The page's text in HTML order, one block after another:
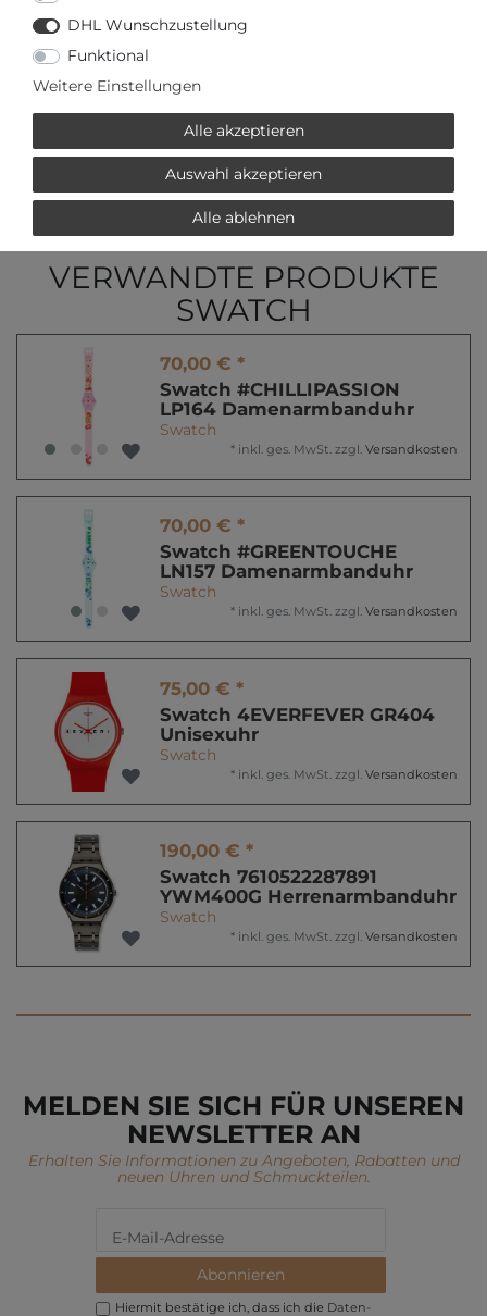
* inkl. ges. MwSt. zzgl.Versandkosten
VERWANDTE PRODUKTE
SWATCH
70,00 € *
Swatch #CHILLIPASSION
LP164 Damenarmbanduhr
Swatch
* inkl. ges. MwSt. zzgl. Versandkosten
70,00 € *
Swatch #GREENTOUCHE
LN157 Damenarmbanduhr
Swatch
* inkl. ges. MwSt. zzgl. Versandkosten
75,00 € *
Swatch 4EVERFEVER GR404
Unisexuhr
Swatch
* inkl. ges. MwSt. zzgl. Versandkosten
190,00 € *
Swatch 7610522287891
YWM400G Herrenarmbanduhr
Swatch
* inkl. ges. MwSt. zzgl. Versandkosten
MELDEN SIE SICH FÜR UNSEREN
NEWSLETTER AN
Erhalten Sie Informationen zu Angeboten, Rabatten und
neuen Uhren und Schmuckteilen.
Abonnieren
Hiermit bestätige ich, dass ich die Daten­
DHL Wunschzustellung
Funktional
Weitere Einstellungen
Alle akzeptieren
Auswahl akzeptieren
Alle ablehnen